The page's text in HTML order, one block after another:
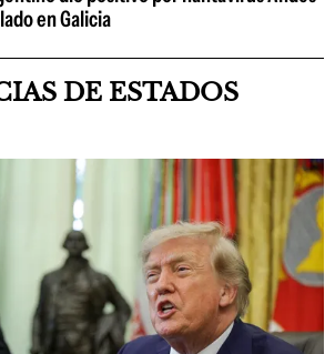
en Galicia
DE ESTADOS